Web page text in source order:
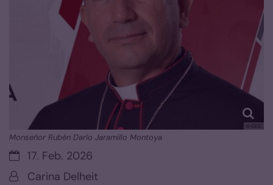
© CEC
Monseñor Rubén Darío Jaramillo Montoya
Datum:17. Feb. 2026
Von:Carina Delheit